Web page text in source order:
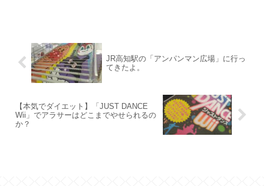
JR高知駅の「アンパンマン広場」に行っ
てきたよ。
【本気でダイエット】「JUST DANCE
Wii」でアラサーはどこまでやせられるの
か？